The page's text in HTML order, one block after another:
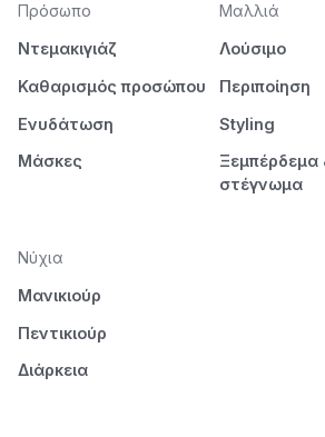
Πρόσωπο
Ντεμακιγιάζ
Καθαρισμός προσώπου
Ενυδάτωση
Μάσκες
Μαλλιά
Λούσιμο
Περιποίηση
Styling
Ξεμπέρδεμα
στέγνωμα
Νύχια
Μανικιούρ
Πεντικιούρ
Διάρκεια